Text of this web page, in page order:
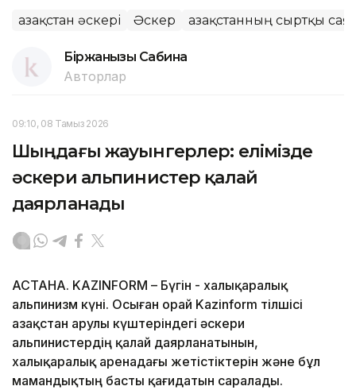
Қазақстан әскері Әскер Қазақстанның сыртқы
Біржанқызы Сабина
Авторлар
09:10, 08 Тамыз 2026
Шыңдағы жауынгерлер: елімізде
әскери альпинистер қалай
даярланады
АСТАНА. KAZINFORM – Бүгін - халықаралық
альпинизм күні. Осыған орай Kazinform тілшісі
Қазақстан Қарулы күштеріндегі әскери
альпинистердің қалай даярланатынын,
халықаралық аренадағы жетістіктерін және бұл
мамандықтың басты қағидатын саралады.